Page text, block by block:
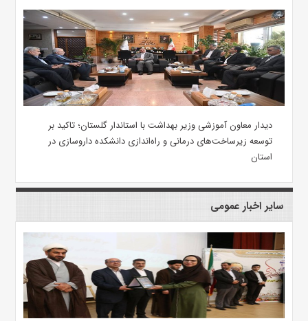
دیدار معاون آموزشی وزیر بهداشت با استاندار گلستان؛ تاکید بر
توسعه زیرساخت‌های درمانی و راه‌اندازی دانشکده داروسازی در
استان
سایر اخبار عمومی